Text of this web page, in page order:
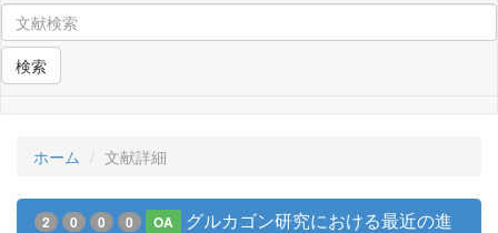
検索
ホーム 文献詳細
2 0 0 0 OA
グルカゴン研究における最近の進